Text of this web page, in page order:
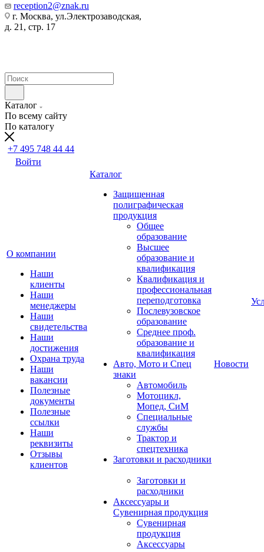
reception2@znak.ru
г. Москва, ул.Электрозаводская,
д. 21, стр. 17
Каталог
По всему сайту
По каталогу
+7 495 748 44 44
Войти
О компании
Наши
клиенты
Наши
менеджеры
Наши
свидетельства
Наши
достижения
Охрана труда
Наши
вакансии
Полезные
документы
Полезные
ссылки
Наши
реквизиты
Отзывы
клиентов
Каталог
Защищенная
полиграфическая
продукция
Общее
образование
Высшее
образование и
квалификация
Квалификация и
профессиональная
переподготовка
Послевузовское
образование
Среднее проф.
образование и
квалификация
Авто, Мото и Спец
знаки
Автомобиль
Мотоцикл,
Мопед, СиМ
Специальные
службы
Трактор и
спецтехника
Заготовки и расходники
Заготовки и
расходники
Аксессуары и
Сувенирная продукция
Сувенирная
продукция
Аксессуары
Новости